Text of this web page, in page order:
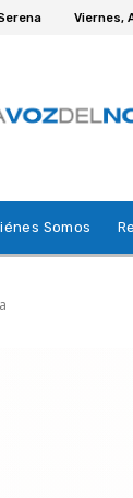
Viernes,
Somos